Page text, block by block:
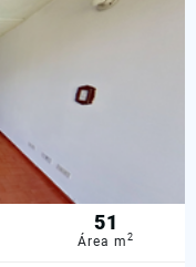
51
Área m2